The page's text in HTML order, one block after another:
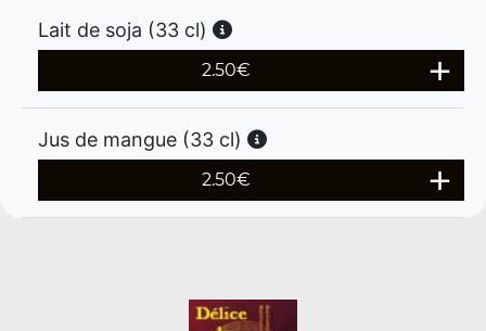
Lait de soja (33 cl)
2.50€
Jus de mangue (33 cl)
2.50€